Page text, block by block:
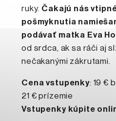
ruky. Čakajú nás
pošmyknutia
podávať matka Eva
od srdca, ak sa ráči aj
nečakanými zákrutami.
Cena vstupenky: 19 €
21 € prízemie
Vstupenky kúpite